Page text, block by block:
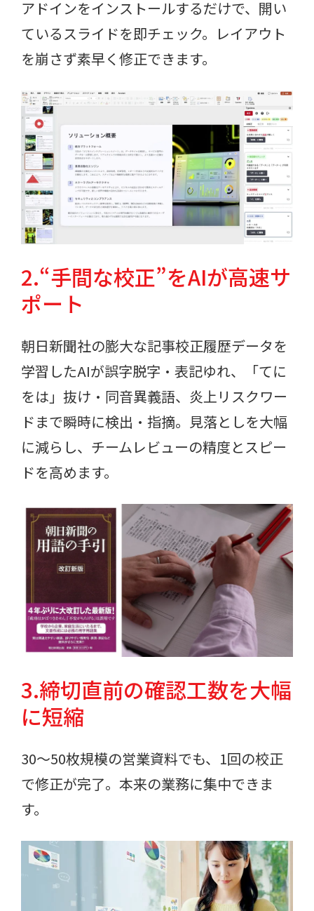
アドインをインストールするだけで、開い
ているスライドを即チェック。 レイアウト
を崩さず素早く修正できます。
2.“手間な校正”をAIが高速サ
ポート
朝日新聞社の膨大な記事校正履歴データを
学習したAIが誤字脱字・表記ゆれ、「てに
をは」抜け・同音異義語、炎上リスクワー
ドまで瞬時に検出・指摘。見落としを大幅
に減らし、チームレビューの精度とスピー
ドを高めます。
3.締切直前の確認工数を大幅
に短縮
30〜50枚規模の営業資料でも、1回の校正
で修正が完了。本来の業務に集中できま
す。